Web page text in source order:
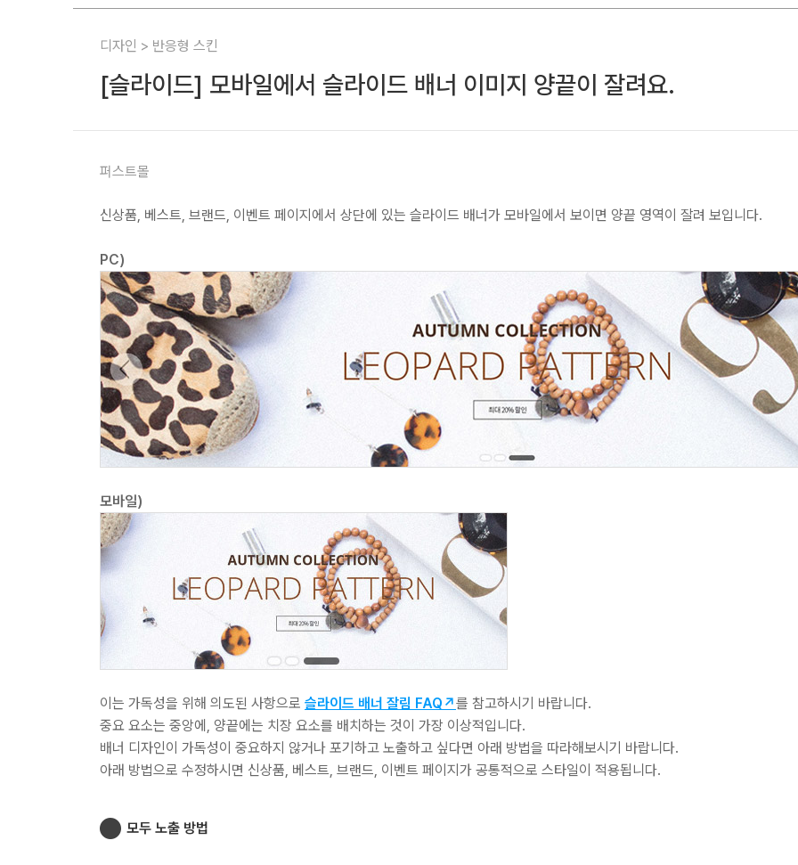
디자인 > 반응형 스킨
[슬라이드] 모바일에서 슬라이드 배너 이미지 양끝이 잘려요.
퍼스트몰
신상품, 베스트, 브랜드, 이벤트 페이지에서 상단에 있는 슬라이드 배너가 모바일에서 보이면 양끝 영역이 잘려 보입니다.
PC)
모바일)
이는 가독성을 위해 의도된 사항으로 슬라이드 배너 잘림 FAQ↗를 참고하시기 바랍니다.
중요 요소는 중앙에, 양끝에는 치장 요소를 배치하는 것이 가장 이상적입니다.
배너 디자인이 가독성이 중요하지 않거나 포기하고 노출하고 싶다면 아래 방법을 따라해보시기 바랍니다.
아래 방법으로 수정하시면 신상품, 베스트, 브랜드, 이벤트 페이지가 공통적으로 스타일이 적용됩니다.
모두 노출 방법